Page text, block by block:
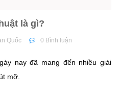
là gì?
Quốc 0 Bình luận
nay đã mang đến nhiều giải
mỡ.